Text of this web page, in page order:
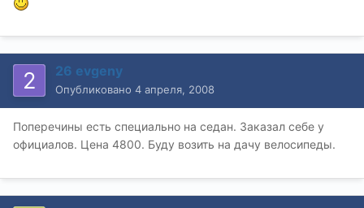
26 evgeny
Опубликовано 4 апреля, 2008
Поперечины есть специально на седан. Заказал себе у
официалов. Цена 4800. Буду возить на дачу велосипеды.